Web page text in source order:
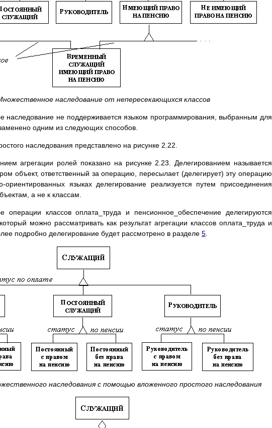
наследование от непересекающихся классов
наследование не поддерживается языком программирования, выбранным для
одним из следующих способов.
наследования представлено на рисунке 2.22.
агрегации ролей показано на рисунке 2.23. Делегированием называется
объект, ответственный за операцию, пересылает (делегирует) эту операцию
ориентированных языках делегирование реализуется путем присоединения
а не к классам.
классов оплата_труда и пенсионное_обеспечение делегируются
можно рассматривать как результат агрегации классов оплата_труда и
подробно делегирование будет рассмотрено в разделе 5
наследования с помощью вложенного простого наследования